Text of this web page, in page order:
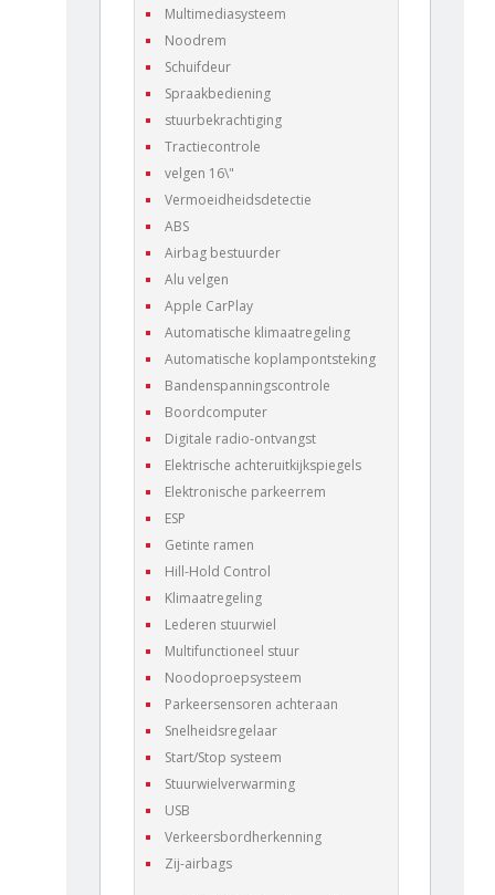
Multimediasysteem
Noodrem
Schuifdeur
Spraakbediening
stuurbekrachtiging
Tractiecontrole
velgen 16\"
Vermoeidheidsdetectie
ABS
Airbag bestuurder
Alu velgen
Apple CarPlay
Automatische klimaatregeling
Automatische koplampontsteking
Bandenspanningscontrole
Boordcomputer
Digitale radio-ontvangst
Elektrische achteruitkijkspiegels
Elektronische parkeerrem
ESP
Getinte ramen
Hill-Hold Control
Klimaatregeling
Lederen stuurwiel
Multifunctioneel stuur
Noodoproepsysteem
Parkeersensoren achteraan
Snelheidsregelaar
Start/Stop systeem
Stuurwielverwarming
USB
Verkeersbordherkenning
Zij-airbags